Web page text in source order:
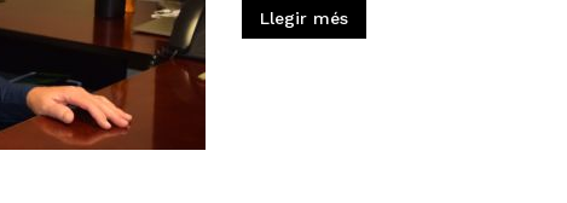
Llegir més